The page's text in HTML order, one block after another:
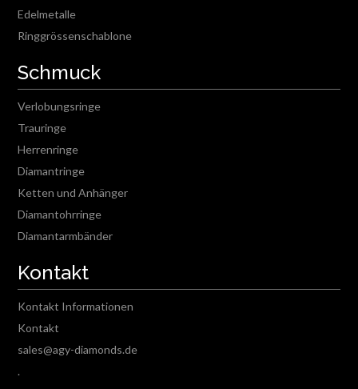
Edelmetalle
Ringgrössenschablone
Schmuck
Verlobungsringe
Trauringe
Herrenringe
Diamantringe
Ketten und Anhänger
Diamantohrringe
Diamantarmbänder
Kontakt
Kontakt Informationen
Kontakt
sales@agy-diamonds.de
.